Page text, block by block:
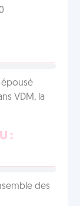
épousé
VDM, la
:
des